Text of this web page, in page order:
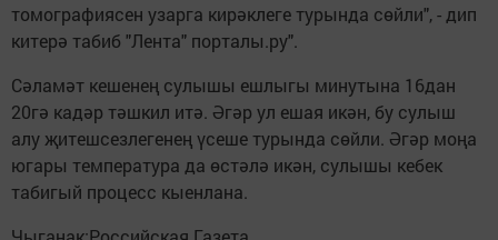
томографиясен узарга кирәклеге турында сөйли", - дип
китерә табиб "Лента" порталы.ру".
Сәламәт кешенең сулышы ешлыгы минутына 16дан
20гә кадәр тәшкил итә. Әгәр ул ешая икән, бу сулыш
алу җитешсезлегенең үсеше турында сөйли. Әгәр моңа
югары температура да өстәлә икән, сулышы кебек
табигый процесс кыенлана.